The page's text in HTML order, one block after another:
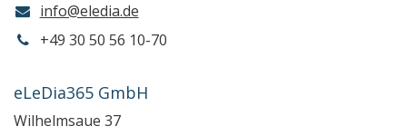
info@eledia.de
+49 30 50 56 10-70
eLeDia365 GmbH
Wilhelmsaue 37